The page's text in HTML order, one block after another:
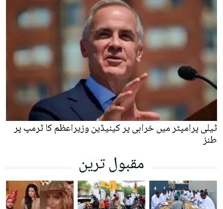
ٹیلی پرامپٹر میں خرابی پر کینیڈین وزیراعظم کا ٹرمپ پر
طنز
مقبول ترین